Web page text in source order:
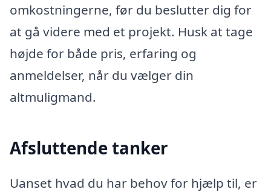
omkostningerne, før du beslutter dig for
at gå videre med et projekt. Husk at tage
højde for både pris, erfaring og
anmeldelser, når du vælger din
altmuligmand.
Afsluttende tanker
Uanset hvad du har behov for hjælp til, er